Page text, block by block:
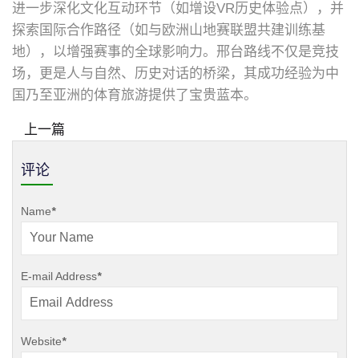
进一步深化文化互动环节（如增设VR历史体验点），并
探索国际合作路径（如与欧洲山地赛联盟共建训练基
地），以增强赛事的全球影响力。邢台路线不仅是竞技
场，更是人与自然、历史对话的桥梁，其成功经验为中
国乃至亚洲的体育旅游提供了宝贵蓝本。
上一篇
评论
Name*
E-mail Address*
Website*